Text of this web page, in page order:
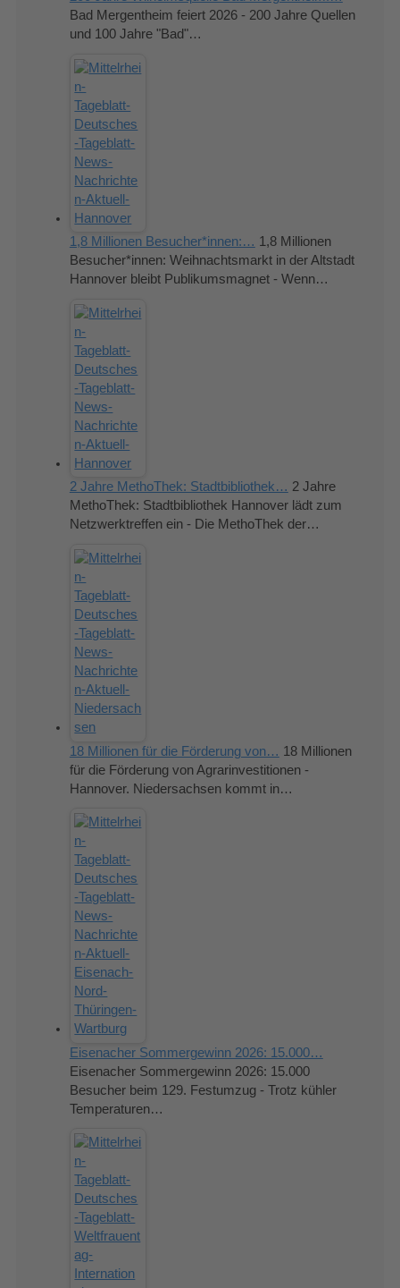
Bad Mergentheim feiert 2026 - 200 Jahre Quellen
und 100 Jahre "Bad"…
1,8 Millionen Besucher*innen:… 1,8 Millionen
Besucher*innen: Weihnachtsmarkt in der Altstadt
Hannover bleibt Publikumsmagnet - Wenn…
2 Jahre MethoThek: Stadtbibliothek… 2 Jahre
MethoThek: Stadtbibliothek Hannover lädt zum
Netzwerktreffen ein - Die MethoThek der…
18 Millionen für die Förderung von… 18 Millionen
für die Förderung von Agrarinvestitionen -
Hannover. Niedersachsen kommt in…
Eisenacher Sommergewinn 2026: 15.000…
Eisenacher Sommergewinn 2026: 15.000
Besucher beim 129. Festumzug - Trotz kühler
Temperaturen…